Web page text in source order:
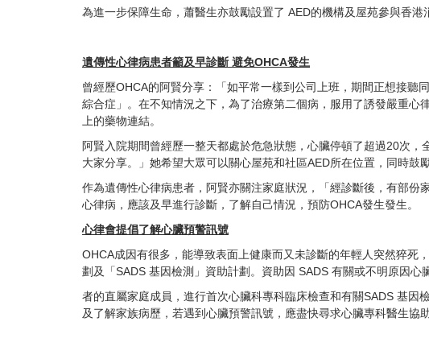
為進一步保障生命 ，蕭醫生亦鼓勵設置了 AED的機構及屋苑參與香港
遺傳性心律病患者籲及早診斷 避免OHCA發生
曾經歷OHCA的阿賢分享：「如平常一樣到公司上班，期間正想接
綜合症」。在不知情況之下，為了治療第二個病，服用了誘發嚴重
上的藥物連結。
阿賢入院期間曾經歷一整天都處於危急狀態，心臟停頓了超過20次
大家分享。」她希望大眾可以關心屋苑和社區AED所在位置，同時鼓
作為遺傳性心律病患者，阿賢亦關注家庭狀況，「經診斷後，有部
心律病，應該及早進行診斷，了解自己情況，預防OHCA發生發生。
心律會提倡了解心臟預警訊號
OHCA成因有很多，能導致表面上健康而又未診斷的年輕人突然猝死
劃及「SADS 基因檢測」資助計劃。資助因 SADS 有關或不明原因心
者的直屬家庭成員，進行首次心臟科專科臨床檢查和有關SADS 基
及了解家族病歷，若遇到心臟預警訊號，應盡快尋求心臟專科醫生協助